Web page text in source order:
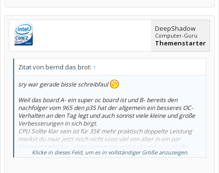
DeepShadow
Computer-Guru
Themenstarter
Zitat von bernd das brot: ↑
sry war gerade bissle schreibfaul
Weil das board A- ein super oc board ist und B- bereits den
nachfolger vom 965 den p35 hat der allgemein ein besseres OC-
Verhalten an den Tag legt und auch sonnst viele kleine und große
Verbesserungen in sich birgt.
CPU Sollte klar sein ist für 35€ mehr praktisch doppelte Leistung
merkst du zwar jetzt noch nicht sooo viel von aber in ein par
Monaten sieht das schon anders aus und du kaufst ja nicht alle
6mon ne neue cpu.
Klicke in dieses Feld, um es in vollständiger Größe anzuzeigen.